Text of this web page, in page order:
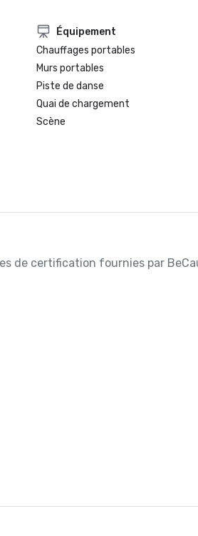
Équipement
Chauffages portables
Murs portables
Piste de danse
Quai de chargement
Scène
de certification fournies par